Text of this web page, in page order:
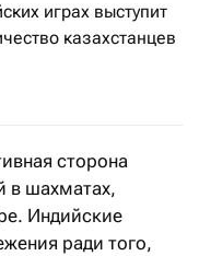
играх выступит
казахстанцев
в Токио
сторона
в шахматах,
Индийские
ради того,